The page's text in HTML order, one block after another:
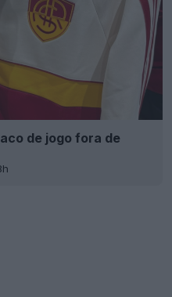
de jogo fora de